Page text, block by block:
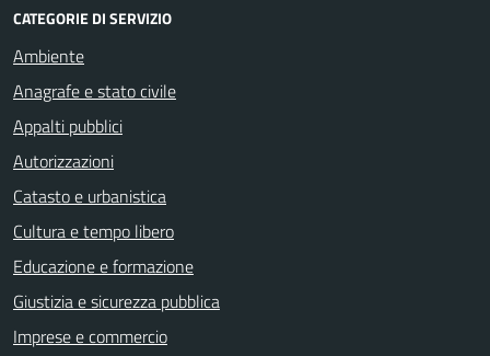
CATEGORIE DI SERVIZIO
Ambiente
Anagrafe e stato civile
Appalti pubblici
Autorizzazioni
Catasto e urbanistica
Cultura e tempo libero
Educazione e formazione
Giustizia e sicurezza pubblica
Imprese e commercio